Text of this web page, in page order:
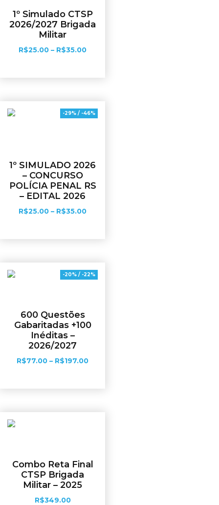
1º Simulado CTSP
2026/2027 Brigada
Militar
R$25.00 – R$35.00
-29% / -46%
1º SIMULADO 2026
– CONCURSO
POLÍCIA PENAL RS
– EDITAL 2026
R$25.00 – R$35.00
-20% / -22%
600 Questões
Gabaritadas +100
Inéditas –
2026/2027
R$77.00 – R$197.00
Combo Reta Final
CTSP Brigada
Militar – 2025
R$349.00